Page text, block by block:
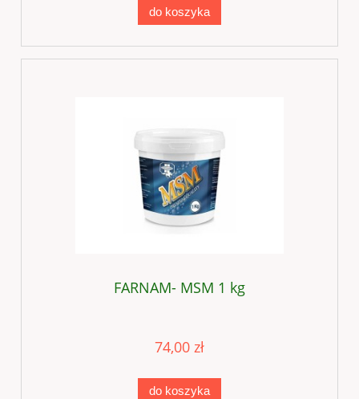
do koszyka
FARNAM- MSM 1 kg
74,00 zł
do koszyka